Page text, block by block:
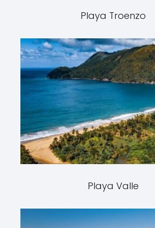
Playa Troenzo
Playa Valle